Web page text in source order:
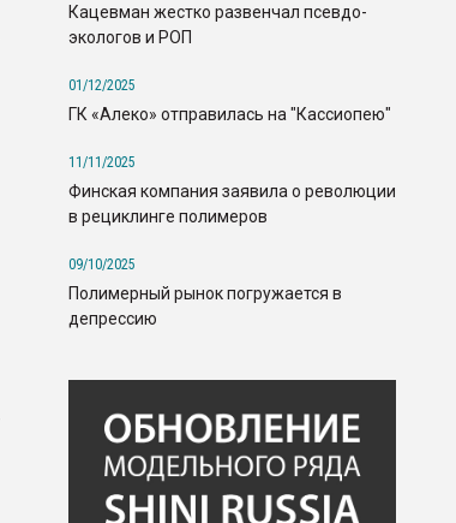
Кацевман жестко развенчал псевдо-
экологов и РОП
01/12/2025
ГК «Алеко» отправилась на "Кассиопею"
11/11/2025
Финская компания заявила о революции
в рециклинге полимеров
09/10/2025
Полимерный рынок погружается в
депрессию